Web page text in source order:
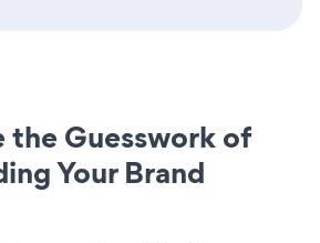
the Guesswork of
Your Brand